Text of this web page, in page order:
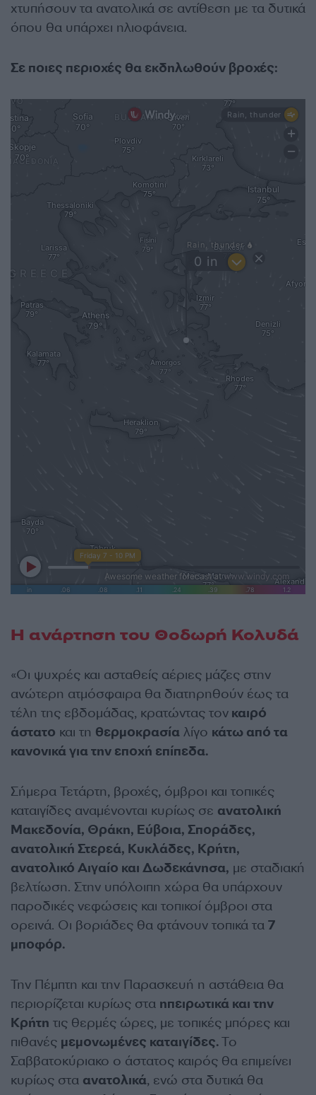
χτυπήσουν τα ανατολικά σε αντίθεση με τα δυτικά
όπου θα υπάρχει ηλιοφάνεια.
Σε ποιες περιοχές θα εκδηλωθούν βροχές:
Η ανάρτηση του Θοδωρή Κολυδά
«Οι ψυχρές και ασταθείς αέριες μάζες στην
ανώτερη ατμόσφαιρα θα διατηρηθούν έως τα
τέλη της εβδομάδας, κρατώντας τον καιρό
άστατο και τη θερμοκρασία λίγο κάτω από τα
κανονικά για την εποχή επίπεδα.
Σήμερα Τετάρτη, βροχές, όμβροι και τοπικές
καταιγίδες αναμένονται κυρίως σε ανατολική
Μακεδονία, Θράκη, Εύβοια, Σποράδες,
ανατολική Στερεά, Κυκλάδες, Κρήτη,
ανατολικό Αιγαίο και Δωδεκάνησα, με σταδιακή
βελτίωση. Στην υπόλοιπη χώρα θα υπάρχουν
παροδικές νεφώσεις και τοπικοί όμβροι στα
ορεινά. Οι βοριάδες θα φτάνουν τοπικά τα 7
μποφόρ.
Την Πέμπτη και την Παρασκευή η αστάθεια θα
περιορίζεται κυρίως στα ηπειρωτικά και την
Κρήτη τις θερμές ώρες, με τοπικές μπόρες και
πιθανές μεμονωμένες καταιγίδες.Το
Σαββατοκύριακο ο άστατος καιρός θα επιμείνει
κυρίως στα ανατολικά, ενώ στα δυτικά θα